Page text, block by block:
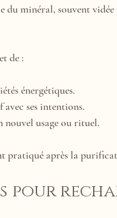
du minéral, souvent
de :
énergétiques.
ses intentions.
nouvel usage ou rituel.
pratiqué après la
pour